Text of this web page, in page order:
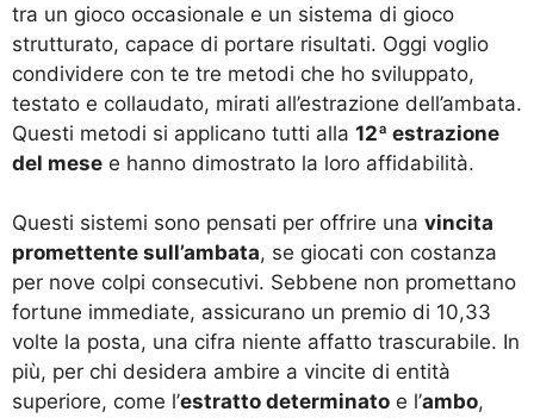
tra un gioco occasionale e un sistema di gioco
strutturato, capace di portare risultati. Oggi voglio
condividere con te tre metodi che ho sviluppato,
testato e collaudato, mirati all’estrazione dell’ambata.
Questi metodi si applicano tutti alla 12ª estrazione
del mese e hanno dimostrato la loro affidabilità.
Questi sistemi sono pensati per offrire una vincita
promettente sull’ambata, se giocati con costanza
per nove colpi consecutivi. Sebbene non promettano
fortune immediate, assicurano un premio di 10,33
volte la posta, una cifra niente affatto trascurabile. In
più, per chi desidera ambire a vincite di entità
superiore, come l’estratto determinato e l’ambo,